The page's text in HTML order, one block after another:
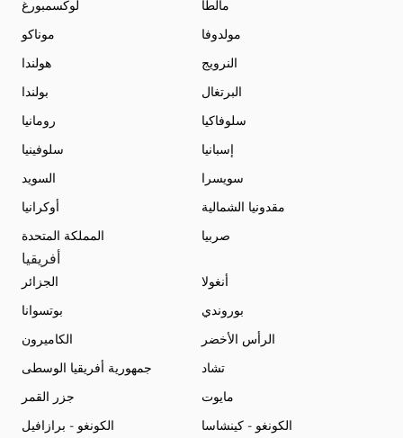
لوكسمبورغ
مالطا
موناكو
مولدوفا
هولندا
النرويج
بولندا
البرتغال
رومانيا
سلوفاكيا
سلوفينيا
إسبانيا
السويد
سويسرا
أوكرانيا
مقدونيا الشمالية
المملكة المتحدة
صربيا
أفريقيا
الجزائر
أنغولا
بوتسوانا
بوروندي
الكاميرون
الرأس الأخضر
جمهورية أفريقيا الوسطى
تشاد
جزر القمر
مايوت
الكونغو - برازافيل
الكونغو - كينشاسا